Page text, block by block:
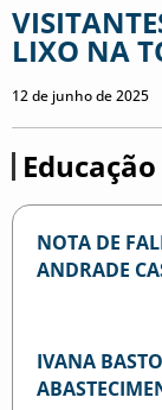
LIXO NA
12 de junho de 2025
Educação
NOTA DE
ANDRADE
IVANA